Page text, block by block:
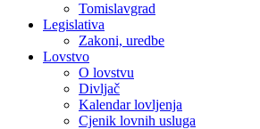
Tomislavgrad
Legislativa
Zakoni, uredbe
Lovstvo
O lovstvu
Divljač
Kalendar lovljenja
Cjenik lovnih usluga